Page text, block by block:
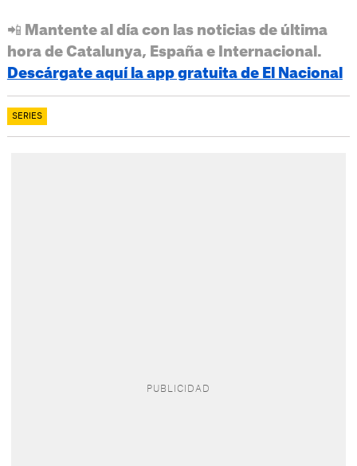
📲 Mantente al día con las noticias de última
hora de Catalunya, España e Internacional.
Descárgate aquí la app gratuita de El Nacional
SERIES